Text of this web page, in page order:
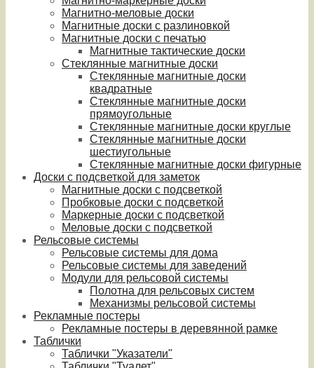
Магнитно-меловые доски
Магнитные доски с разлиновкой
Магнитные доски с печатью
Магнитные тактические доски
Стеклянные магнитные доски
Стеклянные магнитные доски
квадратные
Стеклянные магнитные доски
прямоугольные
Стеклянные магнитные доски круглые
Стеклянные магнитные доски
шестиугольные
Стеклянные магнитные доски фигурные
Доски с подсветкой для заметок
Магнитные доски с подсветкой
Пробковые доски с подсветкой
Маркерные доски с подсветкой
Меловые доски с подсветкой
Рельсовые системы
Рельсовые системы для дома
Рельсовые системы для заведений
Модули для рельсовой системы
Полотна для рельсовых систем
Механизмы рельсовой системы
Рекламные постеры
Рекламные постеры в деревянной рамке
Таблички
Таблички "Указатели"